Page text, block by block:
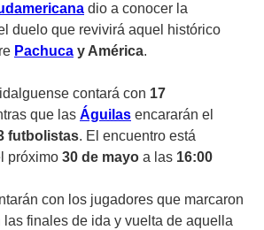
dio a conocer la
duelo que revivirá aquel histórico
Pachuca y América.
contará con 17
que las Águilas encararán el
futbolistas. El encuentro está
próximo 30 de mayo a las 16:00
con los jugadores que marcaron
las finales de ida y vuelta de aquella